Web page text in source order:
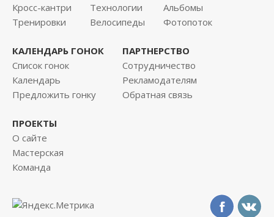
Кросс-кантри
Тренировки
Технологии
Велосипеды
Альбомы
Фотопоток
КАЛЕНДАРЬ ГОНОК
Список гонок
Календарь
Предложить гонку
ПАРТНЕРСТВО
Сотрудничество
Рекламодателям
Обратная связь
ПРОЕКТЫ
О сайте
Мастерская
Команда